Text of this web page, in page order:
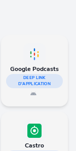
Google Podcasts
DEEP LINK
D'APPLICATION
Castro